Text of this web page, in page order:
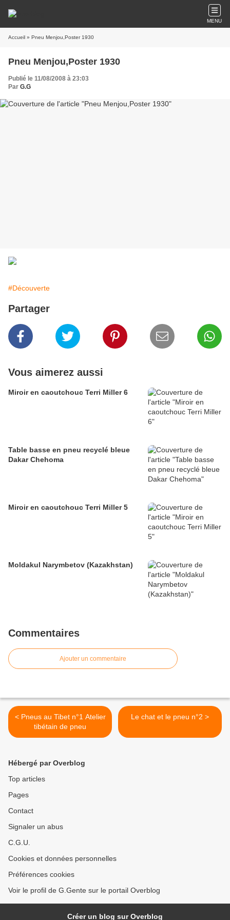
MENU
Accueil » Pneu Menjou,Poster 1930
Pneu Menjou,Poster 1930
Publié le 11/08/2008 à 23:03
Par G.G
#Découverte
Partager
Vous aimerez aussi
Miroir en caoutchouc Terri Miller 6
Table basse en pneu recyclé bleue
Dakar Chehoma
Miroir en caoutchouc Terri Miller 5
Moldakul Narymbetov (Kazakhstan)
Commentaires
Ajouter un commentaire
< Pneus au Tibet n°1 Atelier
tibétain de pneu
Le chat et le pneu n°2 >
Hébergé par Overblog
Top articles
Pages
Contact
Signaler un abus
C.G.U.
Cookies et données personnelles
Préférences cookies
Voir le profil de G.Gente sur le portail Overblog
Créer un blog sur Overblog